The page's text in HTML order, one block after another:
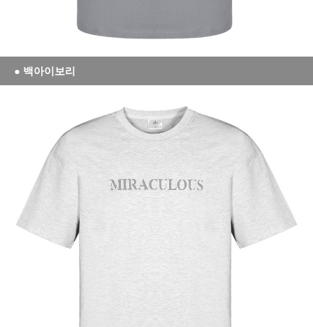
세요!
● 백아이보리